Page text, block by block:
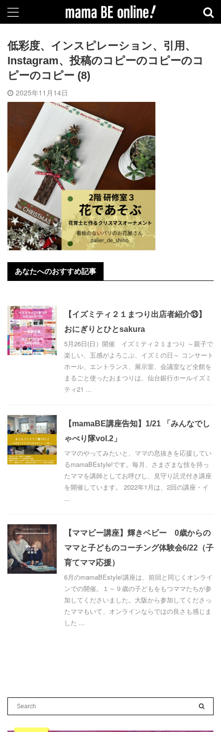
低彩度、インスピレーション、引用、
Instagram、投稿のコピーのコピーのコ
ピーのコピー (8)
2025年11月14日
あなたへのおすすめ記事
【イズミティ２１まつり出店者紹介⑬】
おにぎりとひとsakura
5月26日(日）開催 イズミティ２１まつり ～親子で
楽しい、五感がよろこぶ、イズミの日～ コンサート
ホール、エントランス、展示室、会議室など全館を
まるごと使ったおまつりは、仙台銀行ホールイズミ
ティ21 ...
【mamaBE講座告知】1/21 「みんなでし
ゃべり隊vol.2」
ママのやってみたいと、ママの息抜きを応援してい
るmamaBEstyle!です。毎月、さまざまな技を持っ
たママを講師としてお呼びし、見守り託児付き講座
を開催しています。 2022年1月は、2回の講座・イ
...
【ママビー講座】輝きベビー 0歳からの
ママと子どものコーチング体験会6/22（子
育てママ応援）
6月のmamaBEstyle!講座は、前回と同じくオンライ
ンでの開催。１～９歳の子どもをもつママたちが参
加してくださいました。大阪から参加してくださっ
たママもいて、オンラインならではの良さも感じま
した ...